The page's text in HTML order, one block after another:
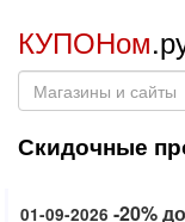
КУПОНом
Скидочные
01-09-2026 -20%